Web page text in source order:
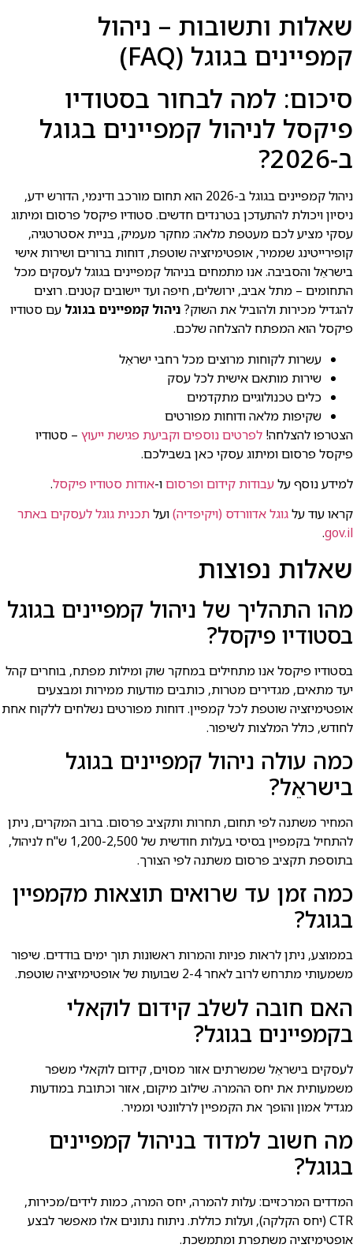
שאלות ותשובות – ניהול
קמפיינים בגוגל (FAQ)
סיכום: למה לבחור בסטודיו
פיקסל לניהול קמפיינים בגוגל
ב-2026?
ניהול קמפיינים בגוגל ב-2026 הוא תחום מורכב ודינמי, הדורש ידע,
ניסיון ויכולת להתעדכן בטרנדים חדשים. סטודיו פיקסל פרסום ומיתוג
עסקי מציע לכם מעטפת מלאה: מחקר מעמיק, בניית אסטרטגיה,
קופירייטינג שממיר, אופטימיזציה שוטפת, דוחות ברורים ושירות אישי
בישראֵל והסביבה. אנו מתמחים בניהול קמפיינים בגוגל לעסקים מכל
התחומים – מתל אביב, ירושלים, חיפה ועד יישובים קטנים. רוצים
להגדיל מכירות ולהוביל את השוק? ניהול קמפיינים בגוגל עם סטודיו
פיקסל הוא המפתח להצלחה שלכם.
עשרות לקוחות מרוצים מכל רחבי ישראֵל
שירות מותאם אישית לכל עסק
כלים טכנולוגיים מתקדמים
שקיפות מלאה ודוחות מפורטים
הצטרפו להצלחה! לפרטים נוספים וקביעת פגישת ייעוץ – סטודיו
פיקסל פרסום ומיתוג עסקי כאן בשבילכם.
למידע נוסף עלעבודות קידום ופרסוםו-אודות סטודיו פיקסל.
קראו עוד עלגוגל אדוורדס (ויקיפדיה)ועלתכנית גוגל לעסקים באתר
gov.il
.
שאלות נפוצות
מהו התהליך של ניהול קמפיינים בגוגל
בסטודיו פיקסל?
בסטודיו פיקסל אנו מתחילים במחקר שוק ומילות מפתח, בוחרים קהל
יעד מתאים, מגדירים מטרות, כותבים מודעות ממירות ומבצעים
אופטימיזציה שוטפת לכל קמפיין. דוחות מפורטים נשלחים ללקוח אחת
לחודש, כולל המלצות לשיפור.
כמה עולה ניהול קמפיינים בגוגל
בישראֵל?
המחיר משתנה לפי תחום, תחרות ותקציב פרסום. ברוב המקרים, ניתן
להתחיל בקמפיין בסיסי בעלות חודשית של 1,200-2,500 ש"ח לניהול,
בתוספת תקציב פרסום משתנה לפי הצורך.
כמה זמן עד שרואים תוצאות מקמפיין
בגוגל?
בממוצע, ניתן לראות פניות והמרות ראשונות תוך ימים בודדים. שיפור
משמעותי מתרחש לרוב לאחר 2-4 שבועות של אופטימיזציה שוטפת.
האם חובה לשלב קידום לוקאלי
בקמפיינים בגוגל?
לעסקים בישראֵל שמשרתים אזור מסוים, קידום לוקאלי משפר
משמעותית את יחס ההמרה. שילוב מיקום, אזור וכתובת במודעות
מגדיל אמון והופך את הקמפיין לרלוונטי וממיר.
מה חשוב למדוד בניהול קמפיינים
בגוגל?
המדדים המרכזיים: עלות להמרה, יחס המרה, כמות לידים/מכירות,
CTR (יחס הקלקה), ועלות כוללת. ניתוח נתונים אלו מאפשר לבצע
אופטימיזציה משתפרת ומתמשכת.